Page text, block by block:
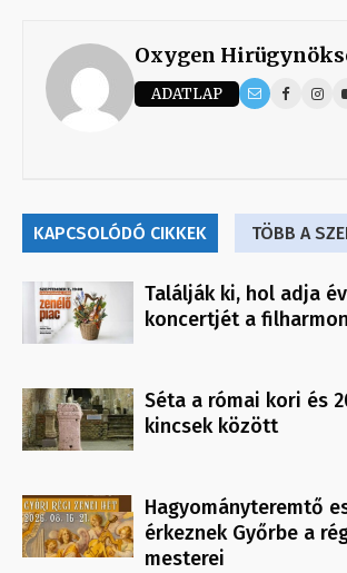
Oxygen
ADATLAP
KAPCSOLÓDÓ CIKKEK TÖBB A
Találják ki, hol adja
koncertjét a
Séta a római kori és
kincsek között
Hagyományteremtő
érkeznek Győrbe a
mesterei